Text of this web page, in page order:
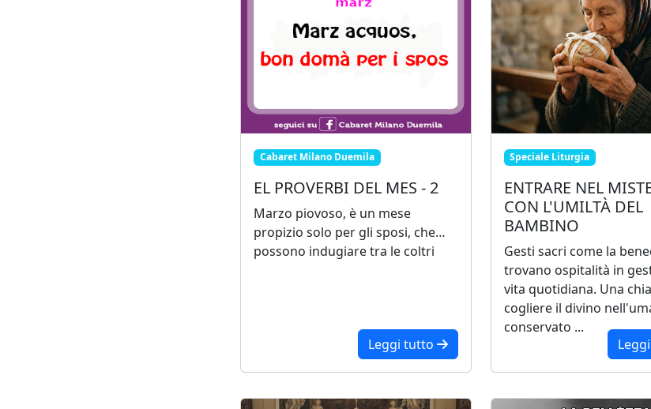
Cabaret Milano Duemila
EL PROVERBI DEL MES - 2
Marzo piovoso, è un mese
propizio solo per gli sposi, che…
possono indugiare tra le coltri
Leggi tutto
Speciale Liturgia
ENTRARE NEL
CON L'UMILTÀ DEL
BAMBINO
Gesti sacri come la
trovano ospitalità in
vita quotidiana. Una
cogliere il divino
conservato ...